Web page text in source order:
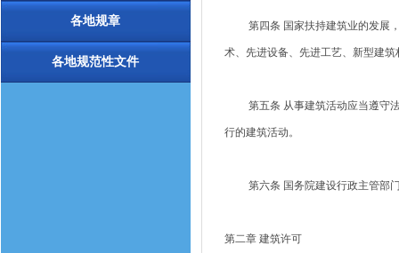
各地规章
各地规范性文件
第四条 国家扶持建筑业的发展，
术、先进设备、先进工艺、新型建
第五条 从事建筑活动应当遵守法
行的建筑活动。
第六条 国务院建设行政主管部门
第二章 建筑许可